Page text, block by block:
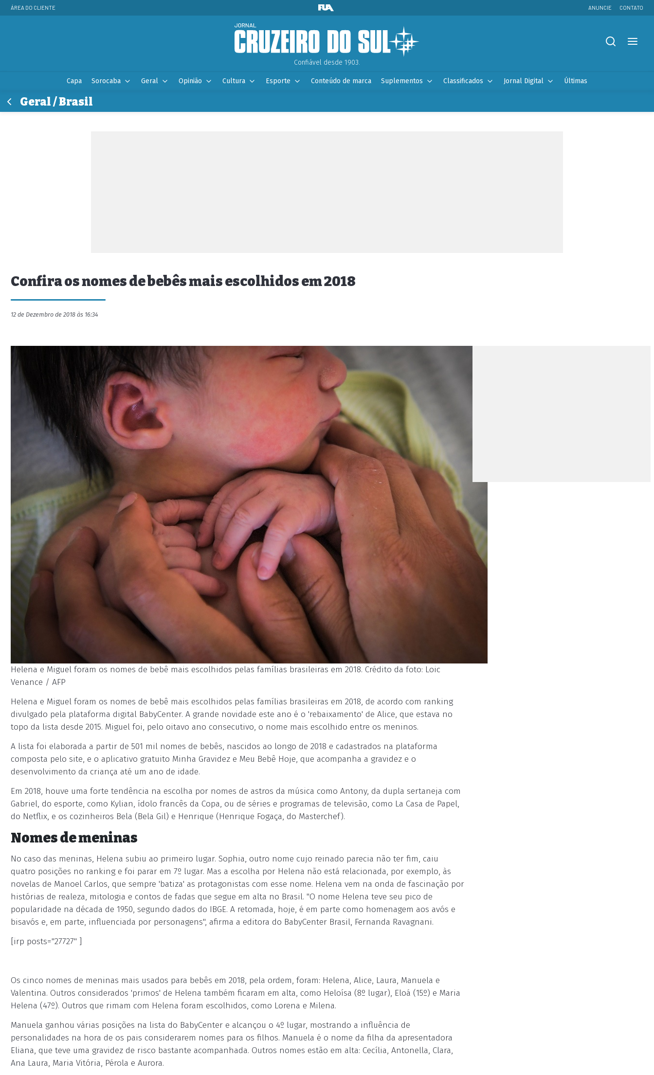
ÁREA DO CLIENTE ANUNCIE CONTATO
Confiável desde 1903.
Capa Sorocaba Geral Opinião Cultura Esporte Conteúdo de marca Suplementos Classificados Jornal Digital Últimas
Geral / Brasil
Confira os nomes de bebês mais escolhidos em 2018
12 de Dezembro de 2018 às 16:34
Helena e Miguel foram os nomes de bebê mais escolhidos pelas famílias brasileiras em 2018. Crédito da foto: Loic
Venance / AFP
Helena e Miguel foram os nomes de bebê mais escolhidos pelas famílias brasileiras em 2018, de acordo com ranking
divulgado pela plataforma digital BabyCenter. A grande novidade este ano é o 'rebaixamento' de Alice, que estava no
topo da lista desde 2015. Miguel foi, pelo oitavo ano consecutivo, o nome mais escolhido entre os meninos.
A lista foi elaborada a partir de 501 mil nomes de bebês, nascidos ao longo de 2018 e cadastrados na plataforma
composta pelo site, e o aplicativo gratuito Minha Gravidez e Meu Bebê Hoje, que acompanha a gravidez e o
desenvolvimento da criança até um ano de idade.
Em 2018, houve uma forte tendência na escolha por nomes de astros da música como Antony, da dupla sertaneja com
Gabriel, do esporte, como Kylian, ídolo francês da Copa, ou de séries e programas de televisão, como La Casa de Papel,
do Netflix, e os cozinheiros Bela (Bela Gil) e Henrique (Henrique Fogaça, do Masterchef).
Nomes de meninas
No caso das meninas, Helena subiu ao primeiro lugar. Sophia, outro nome cujo reinado parecia não ter fim, caiu
quatro posições no ranking e foi parar em 7º lugar. Mas a escolha por Helena não está relacionada, por exemplo, às
novelas de Manoel Carlos, que sempre 'batiza' as protagonistas com esse nome. Helena vem na onda de fascinação por
histórias de realeza, mitologia e contos de fadas que segue em alta no Brasil. "O nome Helena teve seu pico de
popularidade na década de 1950, segundo dados do IBGE. A retomada, hoje, é em parte como homenagem aos avós e
bisavós e, em parte, influenciada por personagens", afirma a editora do BabyCenter Brasil, Fernanda Ravagnani.
[irp posts="27727" ]
Os cinco nomes de meninas mais usados para bebês em 2018, pela ordem, foram: Helena, Alice, Laura, Manuela e
Valentina. Outros considerados 'primos' de Helena também ficaram em alta, como Heloísa (8º lugar), Eloá (15º) e Maria
Helena (47º). Outros que rimam com Helena foram escolhidos, como Lorena e Milena.
Manuela ganhou várias posições na lista do BabyCenter e alcançou o 4º lugar, mostrando a influência de
personalidades na hora de os pais considerarem nomes para os filhos. Manuela é o nome da filha da apresentadora
Eliana, que teve uma gravidez de risco bastante acompanhada. Outros nomes estão em alta: Cecília, Antonella, Clara,
Ana Laura, Maria Vitória, Pérola e Aurora.